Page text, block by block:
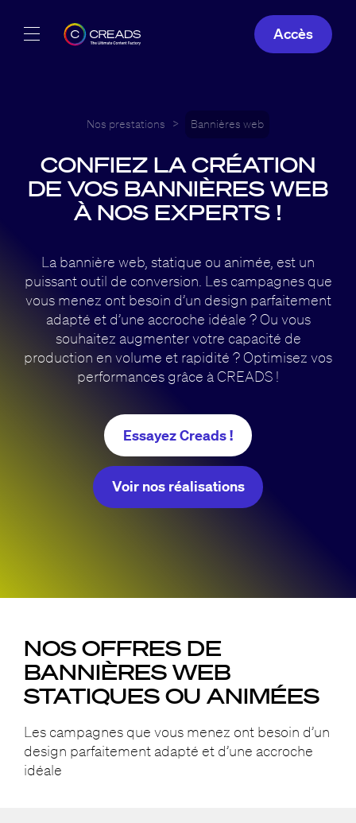
À propos
Accès
Nos prestations > Bannières web
CONFIEZ LA CRÉATION
DE VOS BANNIÈRES WEB
À NOS EXPERTS !
La bannière web, statique ou animée, est un
puissant outil de conversion. Les campagnes que
vous menez ont besoin d’un design parfaitement
adapté et d’une accroche idéale ? Ou vous
souhaitez augmenter votre capacité de
production en volume et rapidité ? Optimisez vos
performances grâce à CREADS !
Essayez Creads !
Voir nos réalisations
NOS OFFRES DE
BANNIÈRES WEB
STATIQUES OU ANIMÉES
Les campagnes que vous menez ont besoin d’un
design parfaitement adapté et d’une accroche
idéale